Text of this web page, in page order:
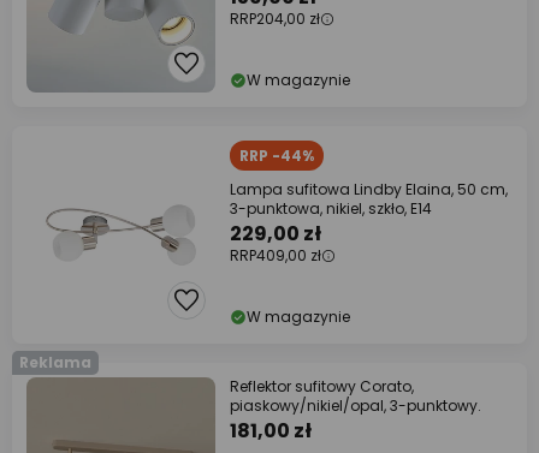
RRP204,00 zł
W magazynie
RRP -44%
Lampa sufitowa Lindby Elaina, 50 cm,
3-punktowa, nikiel, szkło, E14
229,00 zł
RRP409,00 zł
W magazynie
Reklama
Reflektor sufitowy Corato,
piaskowy/nikiel/opal, 3-punktowy.
181,00 zł